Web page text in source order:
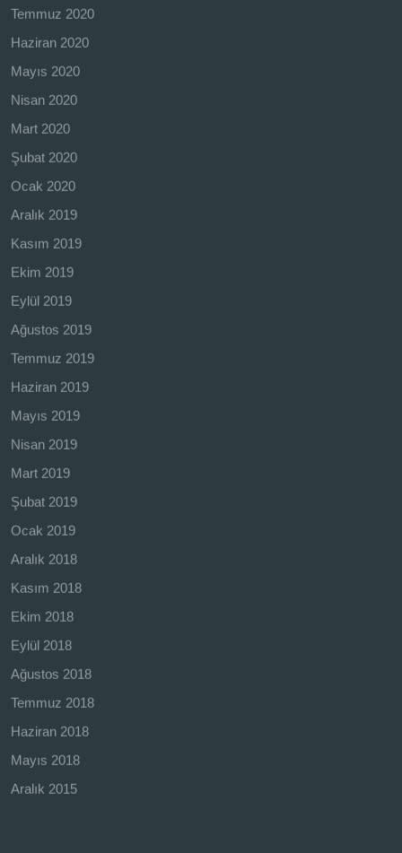
Temmuz 2020
Haziran 2020
Mayıs 2020
Nisan 2020
Mart 2020
Şubat 2020
Ocak 2020
Aralık 2019
Kasım 2019
Ekim 2019
Eylül 2019
Ağustos 2019
Temmuz 2019
Haziran 2019
Mayıs 2019
Nisan 2019
Mart 2019
Şubat 2019
Ocak 2019
Aralık 2018
Kasım 2018
Ekim 2018
Eylül 2018
Ağustos 2018
Temmuz 2018
Haziran 2018
Mayıs 2018
Aralık 2015